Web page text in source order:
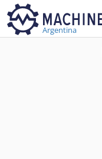
Argentina